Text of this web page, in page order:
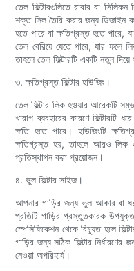
তেল ফিল্টারগুলিতে রাবার বা
শক্ত সিল তৈরি করার জন্য ডিজাইন
হতে পারে বা ক্ষতিগ্রস্ত হতে পারে,
তেল বেরিয়ে যেতে পারে, যার ফলে
তাহলে তেল ফিল্টারটি একটি নতুন
৩. ক্ষতিগ্রস্ত ফিল্টার হাউজিং।
তেল ফিল্টার লিক হওয়ার আরেকটি
খারাপ ব্যবহারের কারণে ফিল্টারটি
ক্ষতি হতে পারে। হাউজিংটি
ক্ষতিগ্রস্ত হয়, তাহলে আরও লিক
প্রতিস্থাপন করা প্রয়োজন।
৪. ভুল ফিল্টার সাইজ।
আপনার গাড়ির জন্য ভুল আকার বা
প্রতিটি গাড়ির প্রস্তুতকারক উপযুক্ত
স্পেসিফিকেশন থেকে বিচ্যুত হলে
গাড়ির জন্য সঠিক ফিল্টার নির্ধারণের
নেওয়া অপরিহার্য।